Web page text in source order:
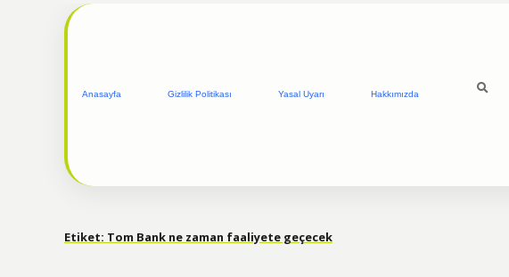
Anasayfa Gizlilik Politikası Yasal Uyarı Hakkımızda
Etiket: Tom Bank ne zaman faaliyete geçecek